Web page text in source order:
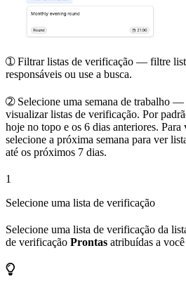
➀Filtrar listas de verificação — filtre
responsáveis ou use a busca.
➁ Selecione uma semana de trabalho —
visualizar listas de verificação. Por
hoje no topo e os 6 dias anteriores.
selecione a próxima semana para ver
até os próximos 7 dias.
1
Selecione uma lista de verificação
Selecione uma lista de verificação da
de verificação Prontas atribuídas a